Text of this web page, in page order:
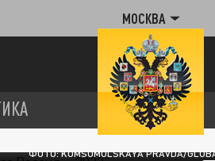
МОСКВА
ФОТО: KOMSOMOLSKAYA PRAVDA/